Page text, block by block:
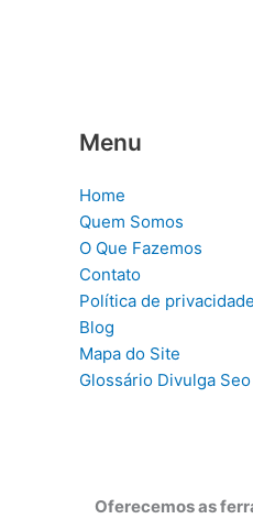
Menu
Home
Quem Somos
O Que Fazemos
Contato
Política de privacidade
Blog
Mapa do Site
Glossário Divulga Seo
Oferecemos as